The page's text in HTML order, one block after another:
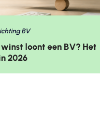
BV
loont een BV? Het
2026